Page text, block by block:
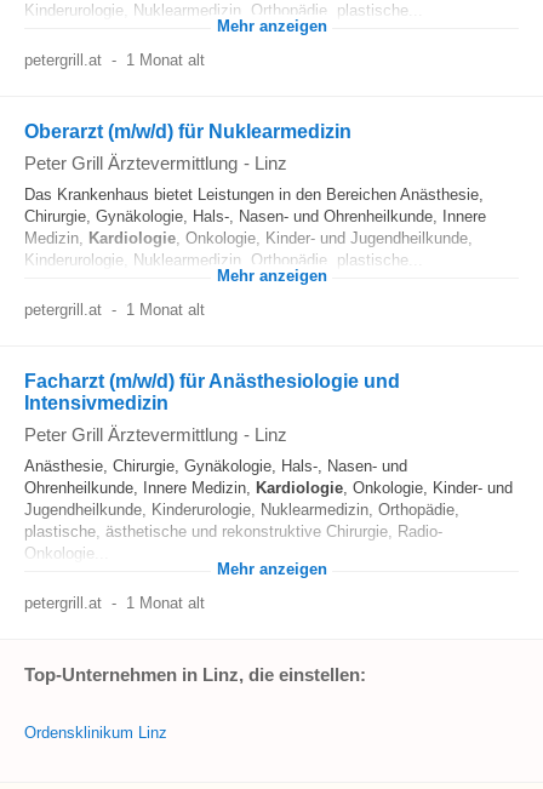
Kinderurologie, Nuklearmedizin, Orthopädie, plastische...
Mehr anzeigen
petergrill.at - 1 Monat alt
Oberarzt (m/w/d) für Nuklearmedizin
Peter Grill Ärztevermittlung - Linz
Das Krankenhaus bietet Leistungen in den Bereichen Anästhesie,
Chirurgie, Gynäkologie, Hals-, Nasen- und Ohrenheilkunde, Innere
Medizin, Kardiologie, Onkologie, Kinder- und Jugendheilkunde,
Kinderurologie, Nuklearmedizin, Orthopädie, plastische...
Mehr anzeigen
petergrill.at - 1 Monat alt
Facharzt (m/w/d) für Anästhesiologie und
Intensivmedizin
Peter Grill Ärztevermittlung - Linz
Anästhesie, Chirurgie, Gynäkologie, Hals-, Nasen- und
Ohrenheilkunde, Innere Medizin, Kardiologie, Onkologie, Kinder- und
Jugendheilkunde, Kinderurologie, Nuklearmedizin, Orthopädie,
plastische, ästhetische und rekonstruktive Chirurgie, Radio-
Onkologie...
Mehr anzeigen
petergrill.at - 1 Monat alt
Top-Unternehmen in Linz, die einstellen:
Ordensklinikum Linz